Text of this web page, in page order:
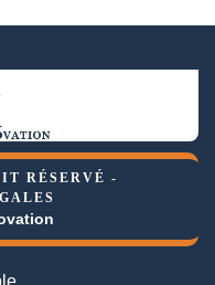
RÉSERVÉ -